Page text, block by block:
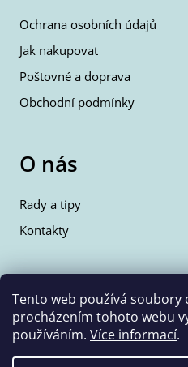
Tento web používá soubory
procházením tohoto webu
používáním. Více informací.
Ochrana osobních údajů
Jak nakupovat
Poštovné a doprava
Obchodní podmínky
O nás
Rady a tipy
Kontakty
Kontakty
info@wolfie.cz
+420 777 350 662